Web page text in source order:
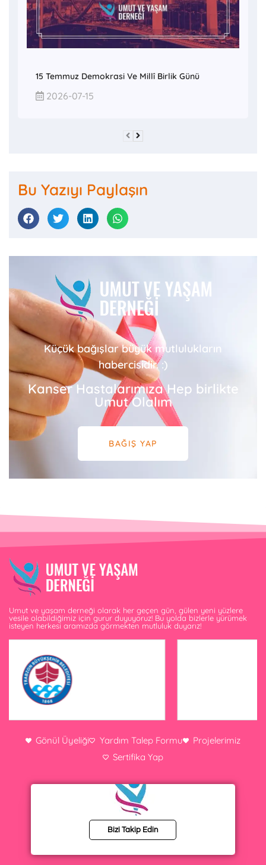
15 Temmuz Demokrasi Ve Millî Birlik Günü
2026-07-15
Bu Yazıyı Paylaşın
Küçük bağışlar büyük mutlulukların
habercisidir. :)
Kanser Hastalarımıza Hep birlikte
Umut Olalım
BAĞIŞ YAP
Umut ve yaşam derneği olarak her geçen gün, gülen yeni yüzlere
vesile olabildiğimiz için gurur duyuyoruz! Bu yolda bizlerle yürümek
isteyen herkesi aramızda görmekten mutluluk duyarız!
Gönül Üyeliği Yardım Talep Formu
Projelerimiz
Sertifika Yap
Bizi Takip Edin